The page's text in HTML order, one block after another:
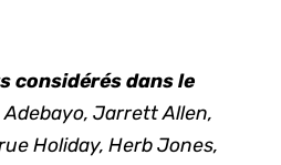
considérés dans le
Adebayo, Jarrett Allen,
Holiday, Herb Jones,